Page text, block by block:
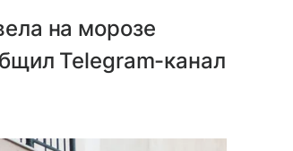
на морозе
Telegram-канал